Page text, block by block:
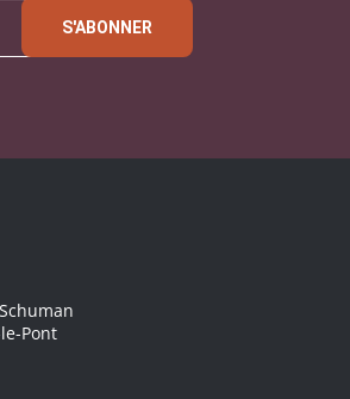
S'ABONNER
Pont